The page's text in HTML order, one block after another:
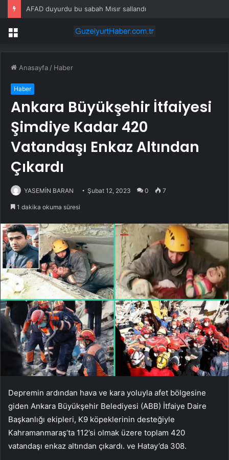
AFAD duyurdu bu sabah Mısır sallandı
Menü
Anasayfa / Haber
Haber
Ankara Büyükşehir İtfaiyesi
Şimdiye Kadar 420
Vatandaşı Enkaz Altından
Çıkardı
YASEMİN BARAN Şubat 12, 2023 0 7
1 dakika okuma süresi
Depremin ardından hava ve kara yoluyla afet bölgesine
giden Ankara Büyükşehir Belediyesi (ABB) İtfaiye Daire
Başkanlığı ekipleri, K9 köpeklerinin desteğiyle
Kahramanmaraş’ta 112’si olmak üzere toplam 420
vatandaşı enkaz altından çıkardı. ve Hatay’da 308.